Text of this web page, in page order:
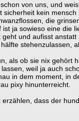
von uns, und
sicherheit kein mensch
die
ja sowieso eine die
und aufisst anstatt
stehenzulassen,
als ob sie nix gehört
weil ja auch
in dem moment, in
pixy hinunterreicht.
dass der